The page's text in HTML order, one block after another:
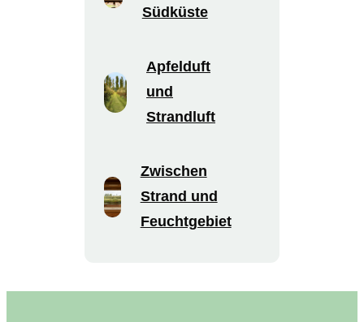
Südküste
Apfelduft
und
Strandluft
Zwischen
Strand und
Feuchtgebiet